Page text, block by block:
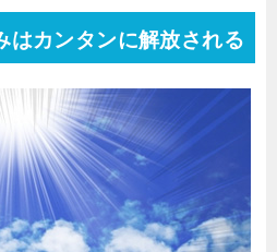
はカンタンに解放される